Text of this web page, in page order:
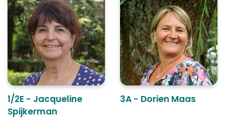
1/2E - Jacqueline
Spijkerman
3A - Dorien Maas